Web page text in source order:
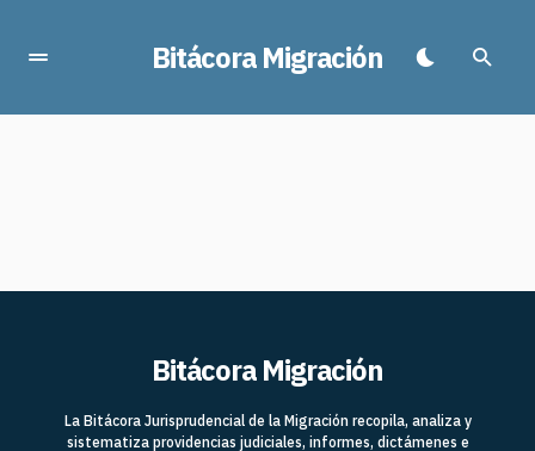
Bitácora Migración
Bitácora Migración
La Bitácora Jurisprudencial de la Migración recopila, analiza y
sistematiza providencias judiciales, informes, dictámenes e